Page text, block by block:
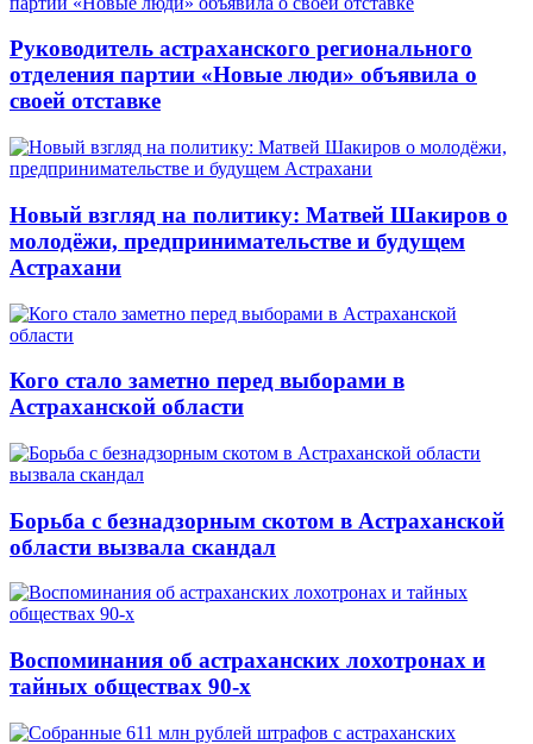
Руководитель астраханского регионального
отделения партии «Новые люди» объявила о
своей отставке
Новый взгляд на политику: Матвей Шакиров о
молодёжи, предпринимательстве и будущем
Астрахани
Кого стало заметно перед выборами в
Астраханской области
Борьба с безнадзорным скотом в Астраханской
области вызвала скандал
Воспоминания об астраханских лохотронах и
тайных обществах 90-х